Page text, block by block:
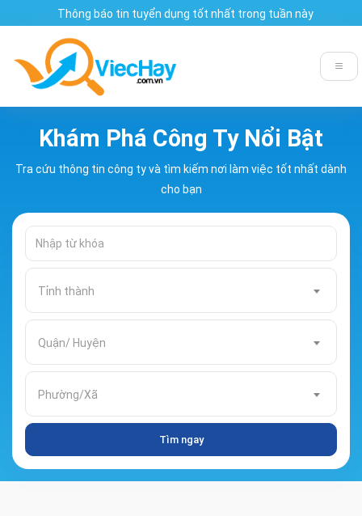
Thông báo tin tuyển dụng tốt nhất trong tuần này
Khám Phá Công Ty Nổi Bật
Tra cứu thông tin công ty và tìm kiếm nơi làm việc tốt nhất dành
cho bạn
Tỉnh thành
Quận/ Huyện
Phường/Xã
Tìm ngay